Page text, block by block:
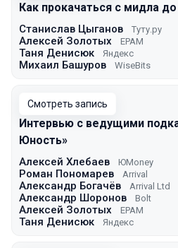
Как прокачаться с мидла
Станислав Цыганов Туту.ру
Алексей Золотых EPAM
Таня Денисюк Яндекс
Михаил Башуров WiseBits
Смотреть запись
Интервью с ведущими
Юность»
Алексей Хлебаев ЮMoney
Роман Пономарев Arrival
Александр Богачёв Arrival Ltd
Александр Шоронов Bolt
Алексей Золотых EPAM
Таня Денисюк Яндекс